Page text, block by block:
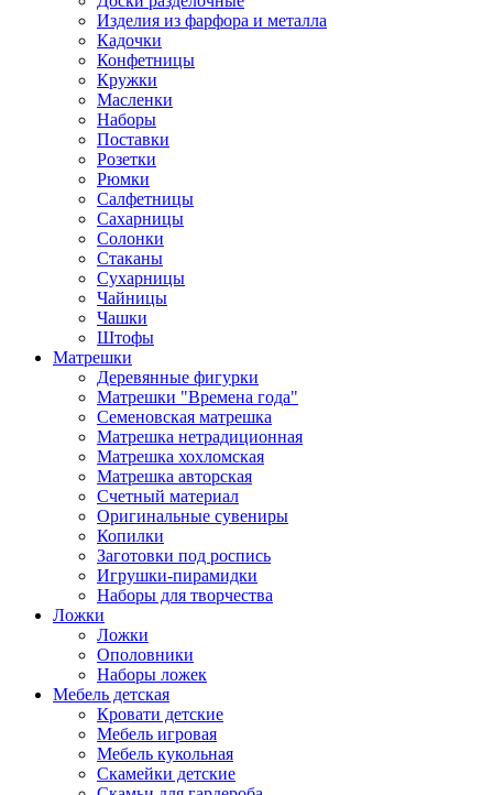
Изделия из фарфора и металла
Кадочки
Конфетницы
Кружки
Масленки
Наборы
Поставки
Розетки
Рюмки
Салфетницы
Сахарницы
Солонки
Стаканы
Сухарницы
Чайницы
Чашки
Штофы
Матрешки
Деревянные фигурки
Матрешки "Времена года"
Семеновская матрешка
Матрешка нетрадиционная
Матрешка хохломская
Матрешка авторская
Счетный материал
Оригинальные сувениры
Копилки
Заготовки под роспись
Игрушки-пирамидки
Наборы для творчества
Ложки
Ложки
Ополовники
Наборы ложек
Мебель детская
Кровати детские
Мебель игровая
Мебель кукольная
Скамейки детские